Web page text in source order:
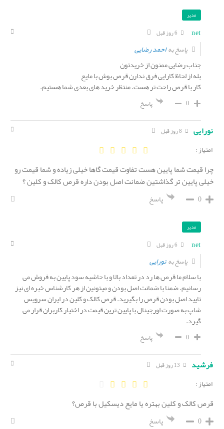
مدیر
net
پاسخ بهاحمد رضایی
جناب رضایی ممنون از خریدتون
بله از لحاظ کارایی فرق ندارن قرص بوش با مایع
کار با قرص راحت تر هست. منتظر خرید های بعدی شما هستیم.
0 پاسخ
نورایی
امتیاز :
چرا قیمت شما پایین هست تفاوت قیمت گاها خیلی زیاده و شما قیمت رو
خیلی پایین تر گذاشتین ضمانت اصل بودن داره قرص کالک و کلین ؟
0 پاسخ
مدیر
net
پاسخ بهنورایی
با سلام ما قرص ها رد در تعداد بالا و با حاشیه سود پایین به فروش می
رسانیم. ضمنا با ضمانت اصل بودن و میتونین از هر کارشناس خبره ای نیز
تایید اصل بودن قرص را بگیرید. قرص کالک و کلین در ایران سرویس
شاپ به صورت اورجینال با پایین ترین قیمت در اختیار کاربران قرار می
گیرد.
0 پاسخ
فرشید
امتیاز :
قرص کالک و کلین بهتره یا مایع دیسکیل با قرص؟
0 پاسخ